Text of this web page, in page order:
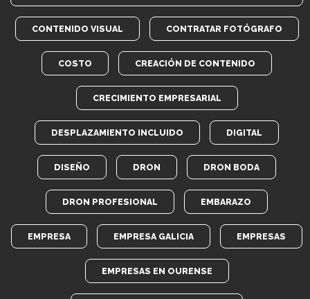
CONTENIDO VISUAL CONTRATAR FOTÓGRAFO
COSTO CREACIÓN DE CONTENIDO
CRECIMIENTO EMPRESARIAL
DESPLAZAMIENTO INCLUIDO DIGITAL
DISEÑO DRON DRON BODA
DRON PROFESIONAL EMBARAZO
EMPRESA EMPRESA GALICIA EMPRESAS
EMPRESAS EN OURENSE